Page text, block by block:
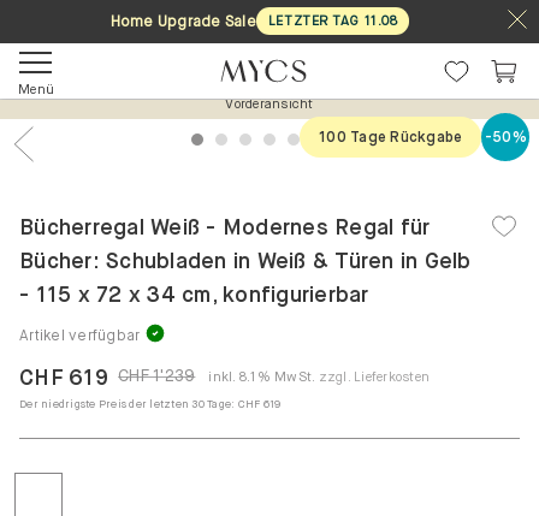
Home Upgrade Sale LETZTER TAG 11 .08
Menü Vorderansicht
1 2 3 4 5 6 7
100 Tage Rückgabe -50%
Bücherregal Weiß - Modernes Regal für
Bücher: Schubladen in Weiß & Türen in Gelb
- 115 x 72 x 34 cm, konfigurierbar
Artikel verfügbar
CHF 1'239
CHF 619 inkl. 8.1% MwSt. zzgl. Lieferkosten
Der niedrigste Preis der letzten 30 Tage: CHF 619